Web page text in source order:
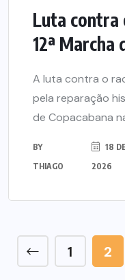
Luta contra
12ª Marcha
A luta contra o
pela reparação
de Copacabana
BY
THIAGO
18
2026
1 2